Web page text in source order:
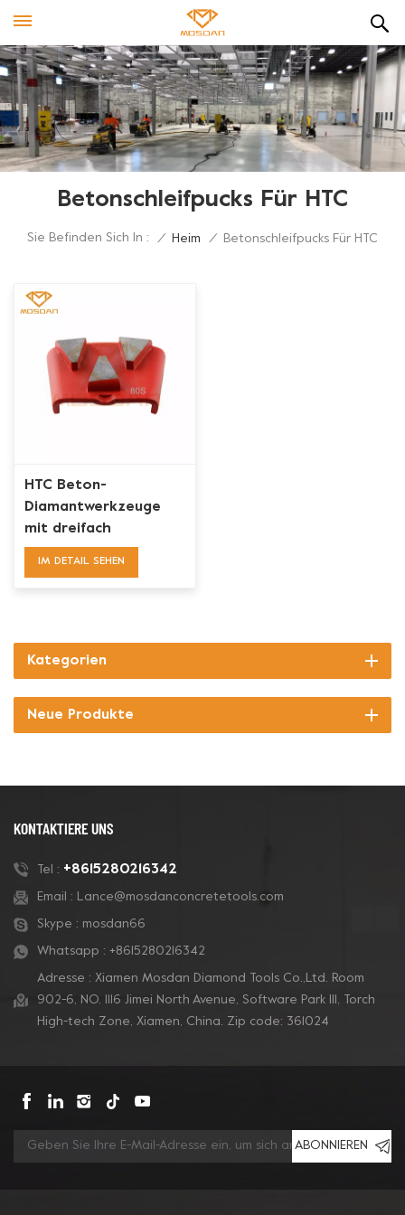
Betonschleifpucks Für HTC
Sie Befinden Sich In : / Heim / Betonschleifpucks Für HTC
HTC Beton-
Diamantwerkzeuge
mit dreifach
dreieckigem,
IM DETAIL SEHEN
Kategorien
Neue Produkte
KONTAKTIERE UNS
Tel : +8615280216342
Email : Lance@mosdanconcretetools.com
Skype : mosdan66
Whatsapp : +8615280216342
Adresse : Xiamen Mosdan Diamond Tools Co.,Ltd. Room
902-6, NO. 1116 Jimei North Avenue, Software Park Ill, Torch
High-tech Zone, Xiamen, China. Zip code: 361024
ABONNIEREN